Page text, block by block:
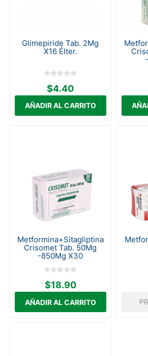
Glimepiride Tab. 2Mg
X16 Élter.
$4.40
Metformina+Sitagliptina
Crisomet Tab. 50Mg
-850Mg X30
$18.90